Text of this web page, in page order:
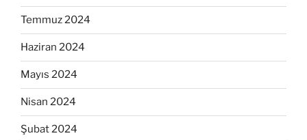
Temmuz 2024
Haziran 2024
Mayıs 2024
Nisan 2024
Şubat 2024